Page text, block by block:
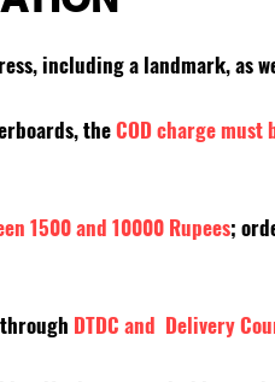
including a landmark, as
theCOD charge must
1500 and 10000 Rupees;
DTDC and Delivery